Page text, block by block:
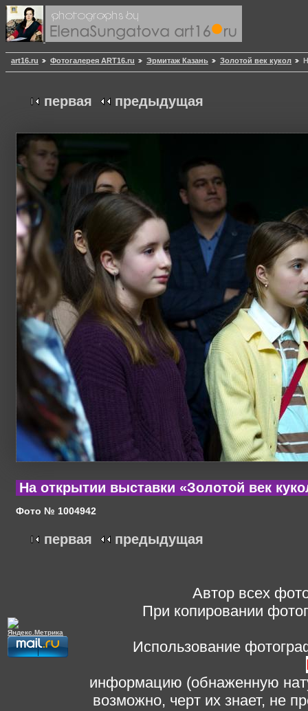
art16.ru Фотогалерея ART16.ru Эрмитаж Казань Золотой век кукол
первая предыдущая
На открытии выставки «Золотой век
Фото № 1004942
первая предыдущая
Автор всех
При копировании
Использование
информацию (обнаженную
возможно, черт их знает, не